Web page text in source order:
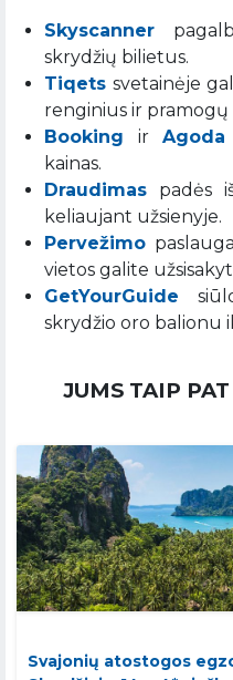
Skyscanner
skrydžių bilietus.
Tiqets svetainėje
renginius ir pramogų
Booking irAgoda
kainas.
Draudimas padės
keliaujant užsienyje.
Pervežimo
vietos galite
GetYourGuide
skrydžio oro balionu
JUMS TAIP
Svajonių atostogos